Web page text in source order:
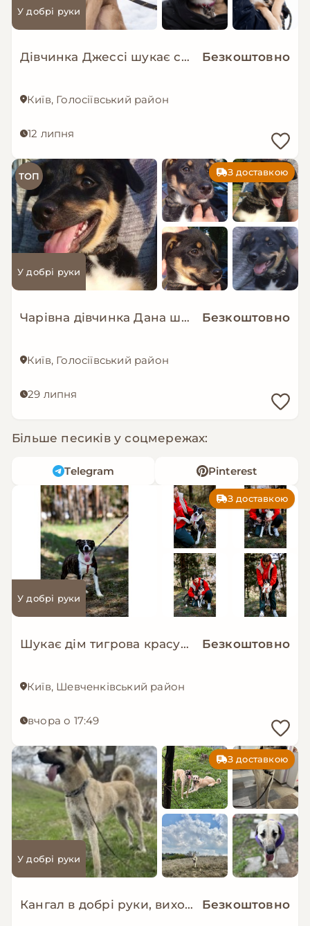
У добрі руки
Дівчинка Джессі шукає свою сімʼю Безкоштовно
Київ, Голосіївський район
12 липня
ТОП З доставкою
У добрі руки
Чарівна дівчинка Дана шукає родину цуценя Безкоштовно
Київ, Голосіївський район
29 липня
Більше песиків у соцмережах:
Telegram Pinterest
З доставкою
У добрі руки
Шукає дім тигрова красуня Зоряна! Безкоштовно
Київ, Шевченківський район
вчора о 17:49
З доставкою
У добрі руки
Кангал в добрі руки, вихована молода дівчинка Безкоштовно